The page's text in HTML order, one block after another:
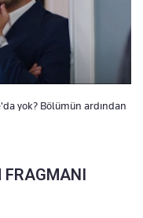
yok? Bölümün ardından
FRAGMANI